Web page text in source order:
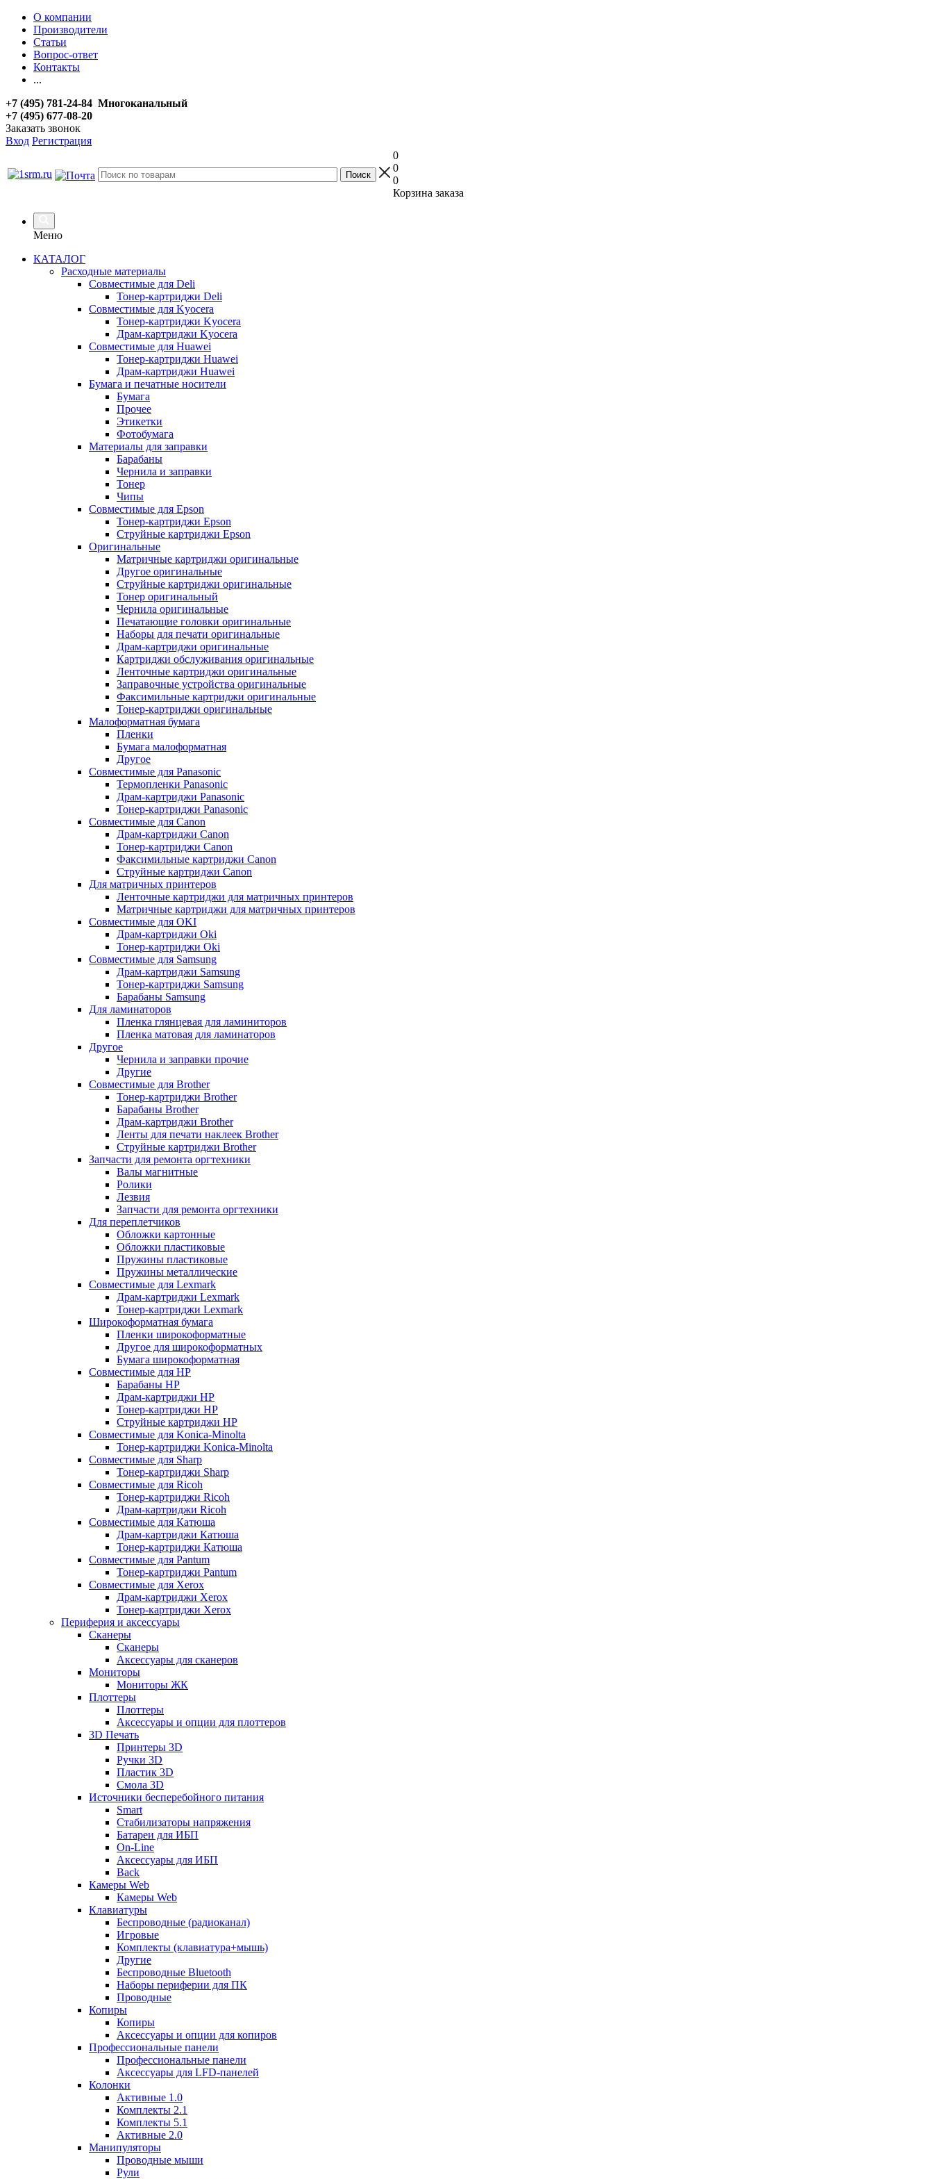
О компании
Производители
Статьи
Вопрос-ответ
Контакты
...
+7 (495) 781-24-84 Многоканальный
+7 (495) 677-08-20
Заказать звонок
Вход Регистрация
0
0
0
Корзина заказа
Меню
КАТАЛОГ
Расходные материалы
Совместимые для Deli
Тонер-картриджи Deli
Совместимые для Kyocera
Тонер-картриджи Kyocera
Драм-картриджи Kyocera
Совместимые для Huawei
Тонер-картриджи Huawei
Драм-картриджи Huawei
Бумага и печатные носители
Бумага
Прочее
Этикетки
Фотобумага
Материалы для заправки
Барабаны
Чернила и заправки
Тонер
Чипы
Совместимые для Epson
Тонер-картриджи Epson
Струйные картриджи Epson
Оригинальные
Матричные картриджи оригинальные
Другое оригинальные
Струйные картриджи оригинальные
Тонер оригинальный
Чернила оригинальные
Печатающие головки оригинальные
Наборы для печати оригинальные
Драм-картриджи оригинальные
Картриджи обслуживания оригинальные
Ленточные картриджи оригинальные
Заправочные устройства оригинальные
Факсимильные картриджи оригинальные
Тонер-картриджи оригинальные
Малоформатная бумага
Пленки
Бумага малоформатная
Другое
Совместимые для Panasonic
Термопленки Panasonic
Драм-картриджи Panasonic
Тонер-картриджи Panasonic
Совместимые для Canon
Драм-картриджи Canon
Тонер-картриджи Canon
Факсимильные картриджи Canon
Струйные картриджи Canon
Для матричных принтеров
Ленточные картриджи для матричных принтеров
Матричные картриджи для матричных принтеров
Совместимые для OKI
Драм-картриджи Oki
Тонер-картриджи Oki
Совместимые для Samsung
Драм-картриджи Samsung
Тонер-картриджи Samsung
Барабаны Samsung
Для ламинаторов
Пленка глянцевая для ламиниторов
Пленка матовая для ламинаторов
Другое
Чернила и заправки прочие
Другие
Совместимые для Brother
Тонер-картриджи Brother
Барабаны Brother
Драм-картриджи Brother
Ленты для печати наклеек Brother
Струйные картриджи Brother
Запчасти для ремонта оргтехники
Валы магнитные
Ролики
Лезвия
Запчасти для ремонта оргтехники
Для переплетчиков
Обложки картонные
Обложки пластиковые
Пружины пластиковые
Пружины металлические
Совместимые для Lexmark
Драм-картриджи Lexmark
Тонер-картриджи Lexmark
Широкоформатная бумага
Пленки широкоформатные
Другое для широкоформатных
Бумага широкоформатная
Совместимые для HP
Барабаны HP
Драм-картриджи HP
Тонер-картриджи HP
Струйные картриджи HP
Совместимые для Konica-Minolta
Тонер-картриджи Konica-Minolta
Совместимые для Sharp
Тонер-картриджи Sharp
Совместимые для Ricoh
Тонер-картриджи Ricoh
Драм-картриджи Ricoh
Совместимые для Катюша
Драм-картриджи Катюша
Тонер-картриджи Катюша
Совместимые для Pantum
Тонер-картриджи Pantum
Совместимые для Xerox
Драм-картриджи Xerox
Тонер-картриджи Xerox
Периферия и аксессуары
Сканеры
Сканеры
Аксессуары для сканеров
Мониторы
Мониторы ЖК
Плоттеры
Плоттеры
Аксессуары и опции для плоттеров
3D Печать
Принтеры 3D
Ручки 3D
Пластик 3D
Смола 3D
Источники бесперебойного питания
Smart
Стабилизаторы напряжения
Батареи для ИБП
On-Line
Аксессуары для ИБП
Back
Камеры Web
Камеры Web
Клавиатуры
Беспроводные (радиоканал)
Игровые
Комплекты (клавиатура+мышь)
Другие
Беспроводные Bluetooth
Наборы периферии для ПК
Проводные
Копиры
Копиры
Аксессуары и опции для копиров
Профессиональные панели
Профессиональные панели
Аксессуары для LFD-панелей
Колонки
Активные 1.0
Комплекты 2.1
Комплекты 5.1
Активные 2.0
Манипуляторы
Проводные мыши
Рули